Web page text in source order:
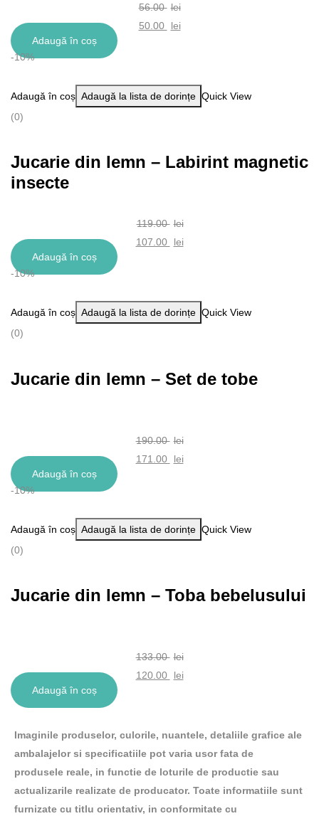
56.00 lei
50.00
lei
Adaugă în coș
-10%
Adaugă în coș Adaugă la lista de dorințe Quick View
(0)
Jucarie din lemn – Labirint magnetic
insecte
119.00 lei
107.00
lei
Adaugă în coș
-10%
Adaugă în coș Adaugă la lista de dorințe Quick View
(0)
Jucarie din lemn – Set de tobe
190.00 lei
171.00
lei
Adaugă în coș
-10%
Adaugă în coș Adaugă la lista de dorințe Quick View
(0)
Jucarie din lemn – Toba bebelusului
133.00 lei
120.00
lei
Adaugă în coș
Imaginile produselor, culorile, nuantele, detaliile grafice ale
ambalajelor si specificatiile pot varia usor fata de
produsele reale, in functie de loturile de productie sau
actualizarile realizate de producator. Toate informatiile sunt
furnizate cu titlu orientativ, in conformitate cu